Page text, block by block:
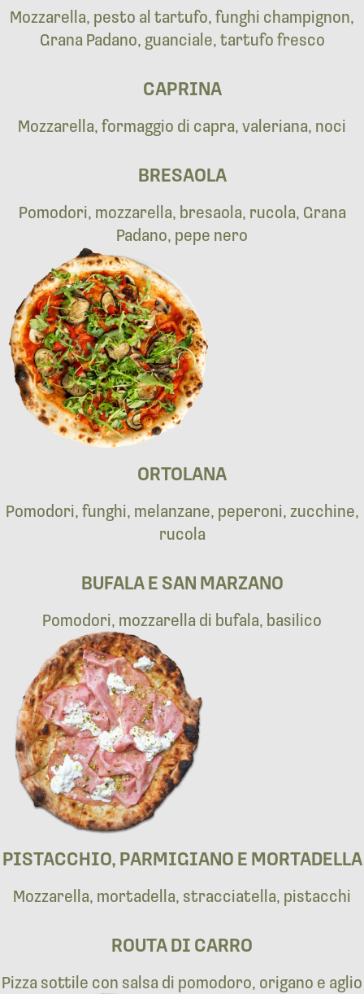
Mozzarella, pesto al tartufo, funghi champignon,
Grana Padano, guanciale, tartufo fresco
CAPRINA
Mozzarella, formaggio di capra, valeriana, noci
BRESAOLA
Pomodori, mozzarella, bresaola, rucola, Grana
Padano, pepe nero
ORTOLANA
Pomodori, funghi, melanzane, peperoni, zucchine,
rucola
BUFALA E SAN MARZANO
Pomodori, mozzarella di bufala, basilico
PISTACCHIO, PARMIGIANO E MORTADELLA
Mozzarella, mortadella, stracciatella, pistacchi
ROUTA DI CARRO
Pizza sottile con salsa di pomodoro, origano e aglio